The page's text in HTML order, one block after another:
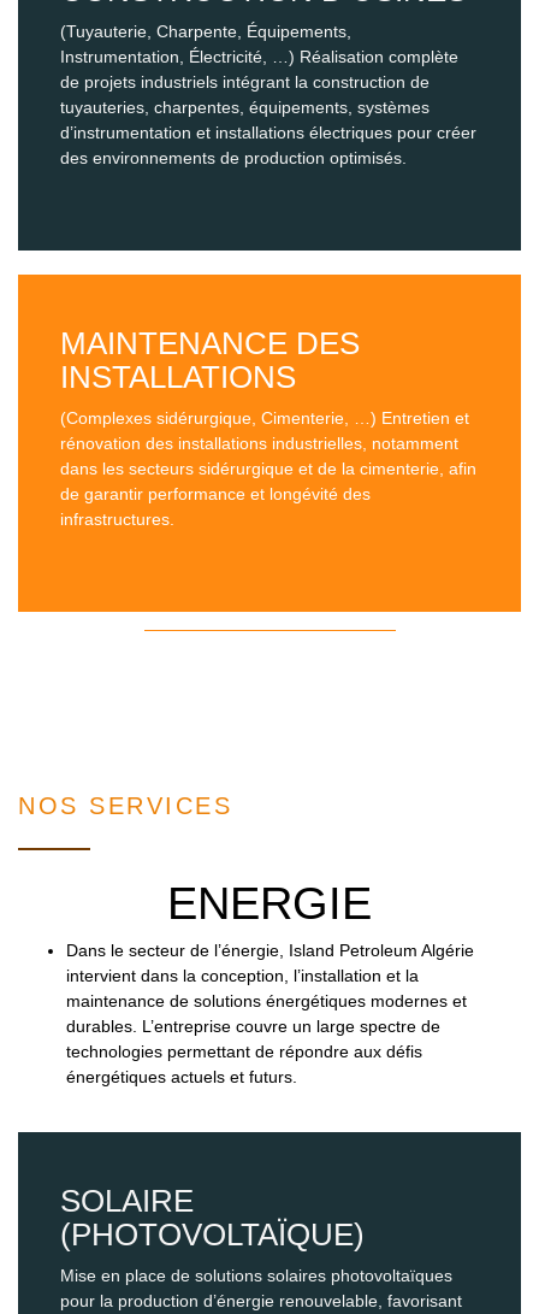
(Tuyauterie, Charpente, Équipements,
Instrumentation, Électricité, …) Réalisation complète
de projets industriels intégrant la construction de
tuyauteries, charpentes, équipements, systèmes
d’instrumentation et installations électriques pour créer
des environnements de production optimisés.
MAINTENANCE DES
INSTALLATIONS
(Complexes sidérurgique, Cimenterie, …) Entretien et
rénovation des installations industrielles, notamment
dans les secteurs sidérurgique et de la cimenterie, afin
de garantir performance et longévité des
infrastructures.
NOS SERVICES
ENERGIE
Dans le secteur de l’énergie, Island Petroleum Algérie
intervient dans la conception, l’installation et la
maintenance de solutions énergétiques modernes et
durables. L’entreprise couvre un large spectre de
technologies permettant de répondre aux défis
énergétiques actuels et futurs.
SOLAIRE
(PHOTOVOLTAÏQUE)
Mise en place de solutions solaires photovoltaïques
pour la production d’énergie renouvelable, favorisant